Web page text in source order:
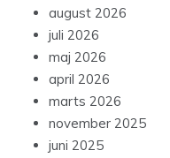
august 2026
juli 2026
maj 2026
april 2026
marts 2026
november 2025
juni 2025